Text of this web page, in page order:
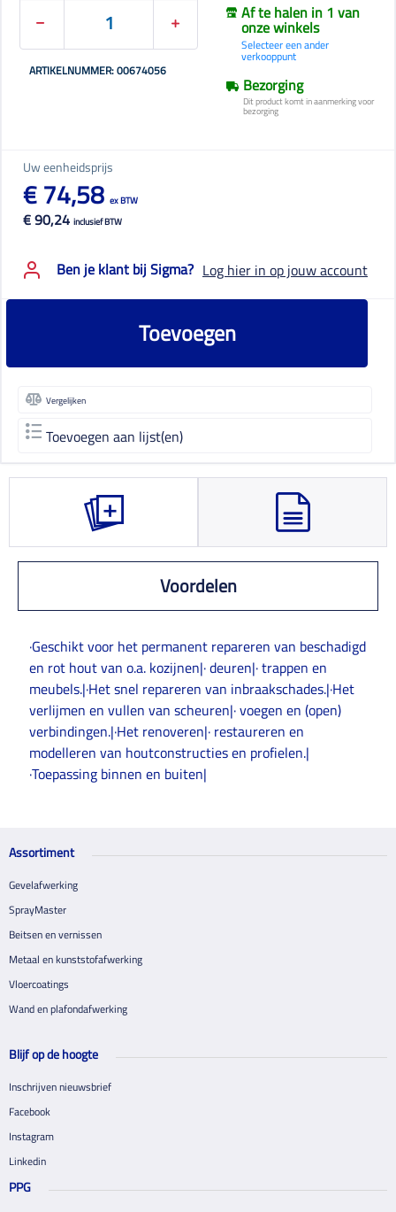
ARTIKELNUMMER: 00674056
Af te halen in 1 van
onze winkels
Selecteer een ander
verkooppunt
Bezorging
Dit product komt in aanmerking voor
bezorging
Uw eenheidsprijs
€ 90,24 inclusief BTW
€ 74,58 ex BTW
Ben je klant bij Sigma? Log hier in op jouw account
Toevoegen
Vergelijken
Toevoegen aan lijst(en)
Voordelen
·Geschikt voor het permanent repareren van beschadigd
en rot hout van o.a. kozijnen|· deuren|· trappen en
meubels.|·Het snel repareren van inbraakschades.|·Het
verlijmen en vullen van scheuren|· voegen en (open)
verbindingen.|·Het renoveren|· restaureren en
modelleren van houtconstructies en profielen.|
·Toepassing binnen en buiten|
Assortiment
Gevelafwerking
SprayMaster
Beitsen en vernissen
Metaal en kunststofafwerking
Vloercoatings
Wand en plafondafwerking
Blijf op de hoogte
Inschrijven nieuwsbrief
Facebook
Instagram
Linkedin
PPG